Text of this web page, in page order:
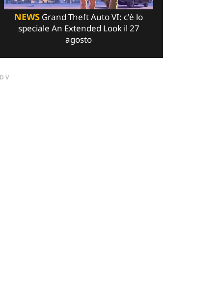
NEWS Grand Theft Auto VI: c'è lo
speciale An Extended Look il 27
agosto